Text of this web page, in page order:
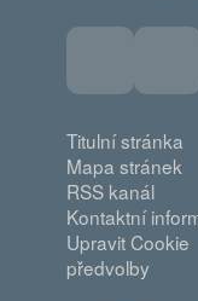
Titulní stránka
Mapa stránek
RSS kanál
Kontaktní
Upravit Cookie
předvolby